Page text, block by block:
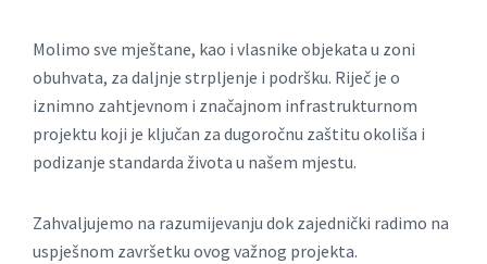
Molimo sve mještane, kao i vlasnike objekata u zoni
obuhvata, za daljnje strpljenje i podršku. Riječ je o
iznimno zahtjevnom i značajnom infrastrukturnom
projektu koji je ključan za dugoročnu zaštitu okoliša i
podizanje standarda života u našem mjestu.
Zahvaljujemo na razumijevanju dok zajednički radimo na
uspješnom završetku ovog važnog projekta.